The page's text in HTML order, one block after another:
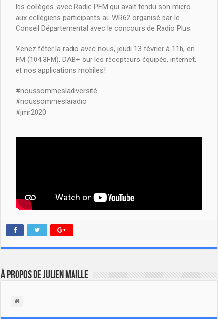
les collèges, avec Radio PFM qui avait tendu son micro
aux collégiens participants au WR62 organisé par le
Conseil Départemental avec le concours de Radio Plus.
Venez fêter la radio avec nous, jeudi 13 février à 11h, en
FM (104.3FM), DAB+ sur les récepteurs équipés, internet,
et nos applications mobiles!
#noussommesladiversité
#noussommeslaradio
#jmr2020
À propos de Julien Maille